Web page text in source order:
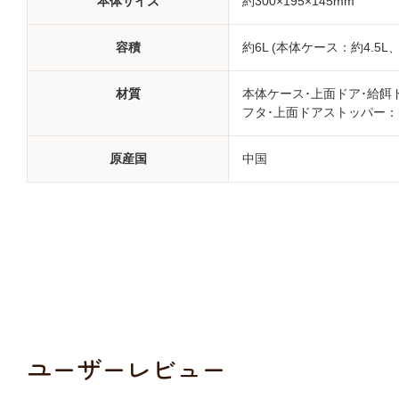
容積 約6L (本体ケース：約4.5L
材質
本体ケース･上面ドア･給餌
フタ･上面ドアストッパー
原産国 中国
ユーザーレビュー